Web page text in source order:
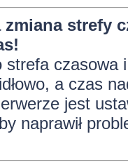
zmiana strefy
strefa czasowa
a czas
jest
naprawił